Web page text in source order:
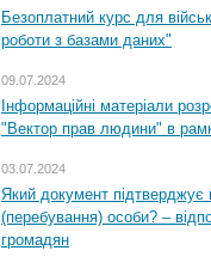
Безоплатний курс для
роботи з базами даних"
09.07.2024
Інформаційні матеріали
"Вектор прав людини" в
03.07.2024
Який документ підтверджує
(перебування) особи? –
громадян